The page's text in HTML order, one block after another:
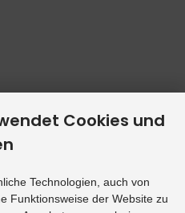
Cookies und
Technologien, auch von
Funktionsweise der Website zu